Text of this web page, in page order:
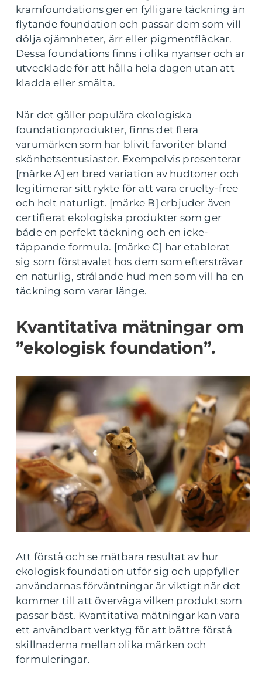
krämfoundations ger en fylligare täckning än
flytande foundation och passar dem som vill
dölja ojämnheter, ärr eller pigmentfläckar.
Dessa foundations finns i olika nyanser och är
utvecklade för att hålla hela dagen utan att
kladda eller smälta.
När det gäller populära ekologiska
foundationprodukter, finns det flera
varumärken som har blivit favoriter bland
skönhetsentusiaster. Exempelvis presenterar
[märke A] en bred variation av hudtoner och
legitimerar sitt rykte för att vara cruelty-free
och helt naturligt. [märke B] erbjuder även
certifierat ekologiska produkter som ger
både en perfekt täckning och en icke-
täppande formula. [märke C] har etablerat
sig som förstavalet hos dem som eftersträvar
en naturlig, strålande hud men som vill ha en
täckning som varar länge.
Kvantitativa mätningar om
”ekologisk foundation”.
Att förstå och se mätbara resultat av hur
ekologisk foundation utför sig och uppfyller
användarnas förväntningar är viktigt när det
kommer till att överväga vilken produkt som
passar bäst. Kvantitativa mätningar kan vara
ett användbart verktyg för att bättre förstå
skillnaderna mellan olika märken och
formuleringar.